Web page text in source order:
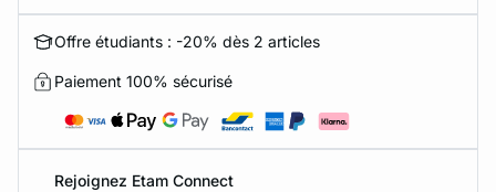
Offre étudiants : -20% dès 2 articles
Paiement 100% sécurisé
Rejoignez Etam Connect